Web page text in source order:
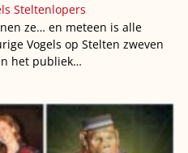
Steltenlopers
ze… en meteen is alle
Vogels op Stelten zweven
het publiek…